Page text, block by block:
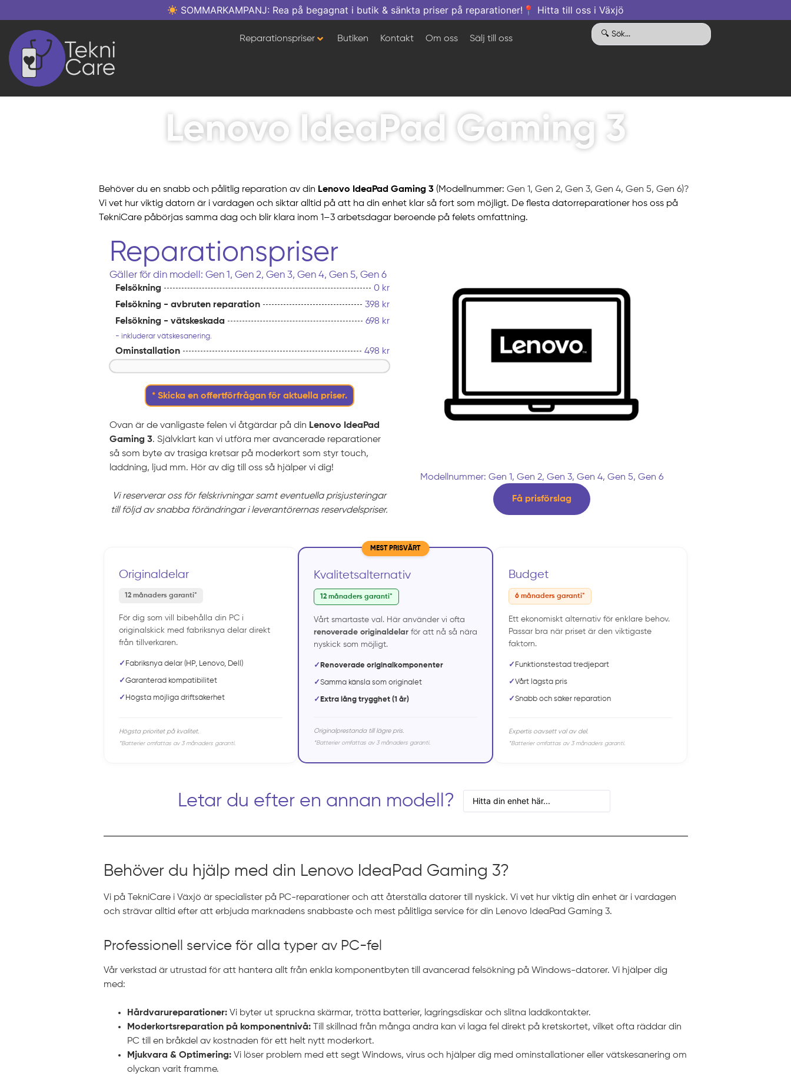
SOMMARKAMPANJ: Rea på begagnat i butik & sänkta priser på reparationer! 📍 Hitta till oss i Växjö
Reparationspriser Butiken Kontakt Om oss Sälj till oss
Lenovo IdeaPad Gaming 3
Behöver du en snabb och pålitlig reparation av din Lenovo IdeaPad Gaming 3 (Modellnummer: Gen 1, Gen 2, Gen 3, Gen 4, Gen 5, Gen 6)?
Vi vet hur viktig datorn är i vardagen och siktar alltid på att ha din enhet klar så fort som möjligt. De flesta datorreparationer hos oss på
TekniCare påbörjas samma dag och blir klara inom 1–3 arbetsdagar beroende på felets omfattning.
Reparationspriser
Gäller för din modell: Gen 1, Gen 2, Gen 3, Gen 4, Gen 5, Gen 6
Felsökning
0 kr
Felsökning - avbruten reparation
398 kr
Felsökning - vätskeskada
698 kr
- inkluderar vätskesanering.
Ominstallation 498 kr
* Skicka en offertförfrågan för aktuella priser.
Ovan är de vanligaste felen vi åtgärdar på din Lenovo IdeaPad
Gaming 3. Självklart kan vi utföra mer avancerade reparationer
så som byte av trasiga kretsar på moderkort som styr touch,
laddning, ljud mm. Hör av dig till oss så hjälper vi dig!
Vi reserverar oss för felskrivningar samt eventuella prisjusteringar
till följd av snabba förändringar i leverantörernas reservdelspriser.
Modellnummer: Gen 1, Gen 2, Gen 3, Gen 4, Gen 5, Gen 6
Få prisförslag
Originaldelar
12 månaders garanti*
För dig som vill bibehålla din PC i
originalskick med fabriksnya delar direkt
från tillverkaren.
✓ Fabriksnya delar (HP, Lenovo, Dell)
✓Garanterad kompatibilitet
✓ Högsta möjliga driftsäkerhet
Högsta prioritet på kvalitet.
*Batterier omfattas av 3 månaders garanti.
MEST PRISVÄRT
Kvalitetsalternativ
12 månaders garanti*
Vårt smartaste val. Här använder vi ofta
renoverade originaldelarför att nå så nära
nyskick som möjligt.
✓ Renoverade originalkomponenter
✓Samma känsla som originalet
✓ Extra lång trygghet (1 år)
Originalprestanda till lägre pris.
*Batterier omfattas av 3 månaders garanti.
Budget
6 månaders garanti*
Ett ekonomiskt alternativ för enklare behov.
Passar bra när priset är den viktigaste
faktorn.
✓ Funktionstestad tredjepart
✓Vårt lägsta pris
✓Snabb och säker reparation
Expertis oavsett val av del.
*Batterier omfattas av 3 månaders garanti.
Letar du efter en annan modell?
Behöver du hjälp med din Lenovo IdeaPad Gaming 3?
Vi på TekniCare i Växjö är specialister på PC-reparationer och att återställa datorer till nyskick. Vi vet hur viktig din enhet är i vardagen
och strävar alltid efter att erbjuda marknadens snabbaste och mest pålitliga service för din Lenovo IdeaPad Gaming 3.
Professionell service för alla typer av PC-fel
Vår verkstad är utrustad för att hantera allt från enkla komponentbyten till avancerad felsökning på Windows-datorer. Vi hjälper dig
med:
Hårdvarureparationer:Vi byter ut spruckna skärmar, trötta batterier, lagringsdiskar och slitna laddkontakter.
Moderkortsreparation på komponentnivå:Till skillnad från många andra kan vi laga fel direkt på kretskortet, vilket ofta räddar din
PC till en bråkdel av kostnaden för ett helt nytt moderkort.
Mjukvara & Optimering:Vi löser problem med ett segt Windows, virus och hjälper dig med ominstallationer eller vätskesanering om
olyckan varit framme.